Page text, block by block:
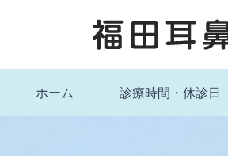
ホーム 診療時間・休診日